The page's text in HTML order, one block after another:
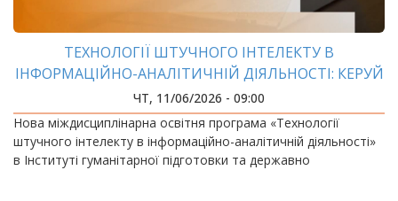
ТЕХНОЛОГІЇ ШТУЧНОГО ІНТЕЛЕКТУ В
ІНФОРМАЦІЙНО-АНАЛІТИЧНІЙ ДІЯЛЬНОСТІ: КЕРУЙ
ДАНИМИ, ЯКІ ЗМІНЮЮТЬ СВІТ
ЧТ, 11/06/2026 - 09:00
Нова міждисциплінарна освітня програма «Технології
штучного інтелекту в інформаційно-аналітичній діяльності»
в Інституті гуманітарної підготовки та державно